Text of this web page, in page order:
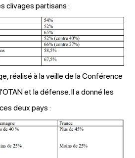
clivages partisans :
réalisé à la veille de la Conférence
et la défense. Il a donné les
deux pays :